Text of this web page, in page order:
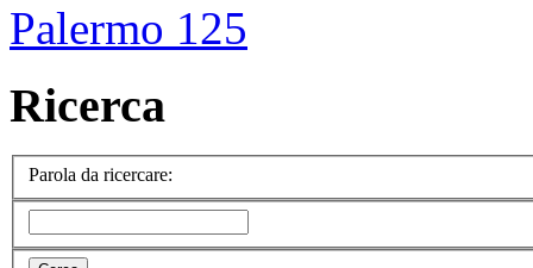
Palermo 125
Ricerca
Parola da ricercare: